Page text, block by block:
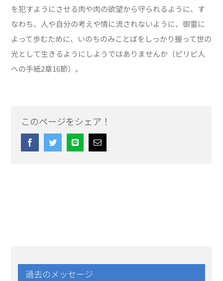
を犯すようにさせる肉や肉の欲望から守られるように、す
なわち、人や自分の考えや情に流されないように、御霊に
よって歩むために、いのちのみことばをしっかり握って世の
光として生きるようにしようではありませんか（ピリピ人
への手紙2章16節）。
このページをシェア！
FacebookTwitterLine Email
過去のメッセージ